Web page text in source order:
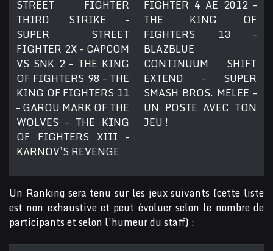
STREET FIGHTER
THIRD STRIKE –
SUPER STREET
FIGHTER 2X – CAPCOM
VS SNK 2 – THE KING
OF FIGHTERS 98 – THE
KING OF FIGHTERS 11
– GAROU MARK OF THE
WOLVES – THE KING
OF FIGHTERS XIII –
KARNOV’S REVENGE
FIGHTER 4 AE 2012 –
THE KING OF
FIGHTERS 13 –
BLAZBLUE
CONTINUUM SHIFT
EXTEND – SUPER
SMASH BROS. MELEE –
UN POSTE AVEC TON
JEU !
Un Ranking sera tenu sur les jeux suivants (cette liste
est non exhaustive et peut évoluer selon le nombre de
participants et selon l’humeur du staff) :